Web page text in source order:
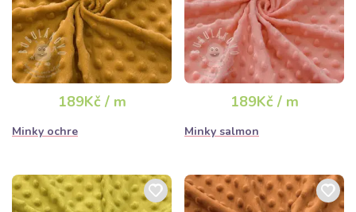
189Kč / m
Minky ochre
189Kč / m
Minky salmon